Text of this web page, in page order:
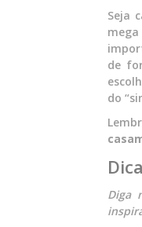
Seja
de
do
Diga